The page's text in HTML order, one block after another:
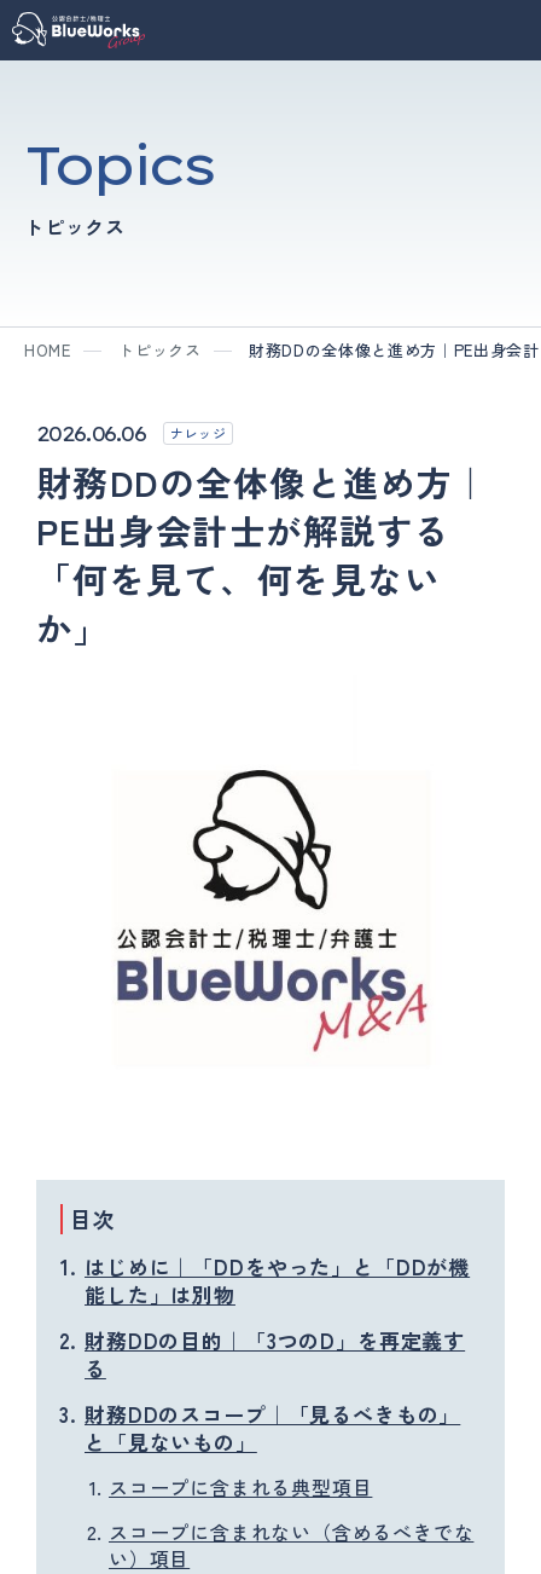
Topics
トピックス
HOME トピックス 財務DDの全体像と進め方｜PE出身会
2026.06.06 ナレッジ
財務DDの全体像と進め方｜
PE出身会計士が解説する
「何を見て、何を見ない
か」
目次
はじめに｜「DDをやった」と「DDが機
能した」は別物
財務DDの目的｜「3つのD」を再定義す
る
財務DDのスコープ｜「見るべきもの」
と「見ないもの」
スコープに含まれる典型項目
スコープに含まれない（含めるべきでな
い）項目